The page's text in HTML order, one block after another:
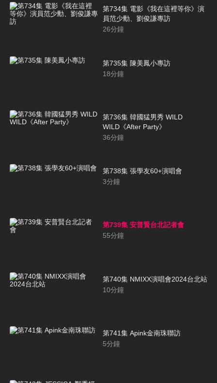
第734集 電影《我在這裡等你》演
員范少勳、劉俊謙專訪
26分鐘
第735集 陳美鳳小專訪
18分鐘
第736集 韓國猛男秀 WILD
WILD《After Party》
36分鐘
第738集 張學友60+演唱會
3分鐘
第739集 安普賢台北記者會
55分鐘
第740集 NMIXX演唱會2024台北站
10分鐘
第741集 Apink金南珠聯訪
5分鐘